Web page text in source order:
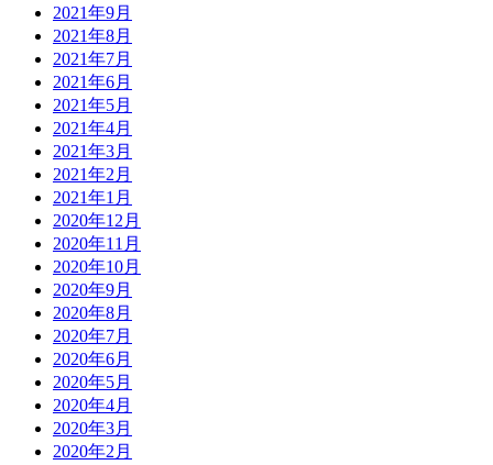
2021年9月
2021年8月
2021年7月
2021年6月
2021年5月
2021年4月
2021年3月
2021年2月
2021年1月
2020年12月
2020年11月
2020年10月
2020年9月
2020年8月
2020年7月
2020年6月
2020年5月
2020年4月
2020年3月
2020年2月